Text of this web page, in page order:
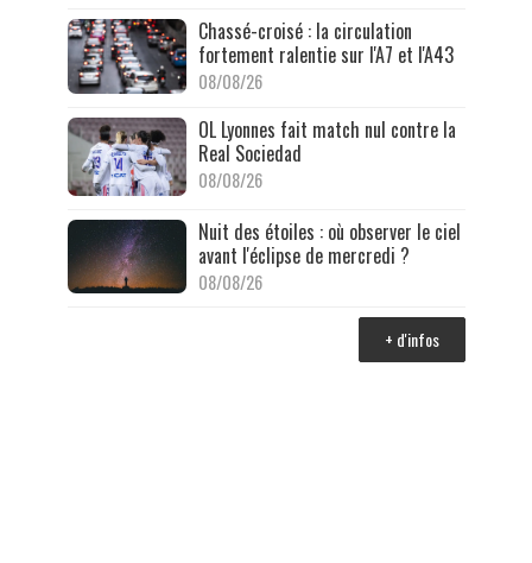
Chassé-croisé : la circulation
fortement ralentie sur l'A7 et l'A43
08/08/26
OL Lyonnes fait match nul contre la
Real Sociedad
08/08/26
Nuit des étoiles : où observer le ciel
avant l'éclipse de mercredi ?
08/08/26
+ d'infos